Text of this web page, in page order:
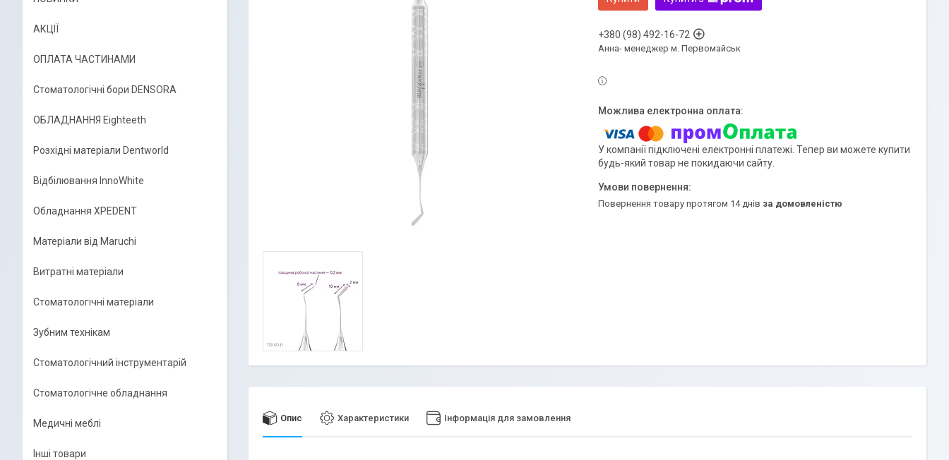
+380 (98) 492-16-72
Анна- менеджер м. Первомайськ
У компанії підключені електронні платежі. Тепер ви можете купити
будь-який товар не покидаючи сайту.
повернення товару протягом 14 днів за домовленістю
Опис Характеристики Інформація для замовлення
АКЦІЇ
ОПЛАТА ЧАСТИНАМИ
Стоматологічні бори DENSORA
ОБЛАДНАННЯ Eighteeth
Розхідні матеріали Dentworld
Відбілювання InnoWhite
Обладнання XPEDENT
Матеріали від Maruchi
Витратні матеріали
Стоматологічні матеріали
Зубним технікам
Стоматологічний інструментарій
Стоматологічне обладнання
Медичні меблі
Інші товари